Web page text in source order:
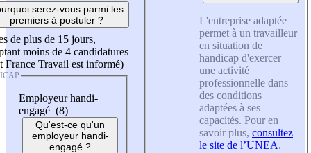
serez-vous parmi les
premiers à postuler ?
de plus de 15 jours,
moins de 4 candidatures
France Travail est informé)
Employeur handi-
engagé (8)
Qu'est-ce qu'un
employeur handi-
engagé ?
L'entreprise adaptée
permet à un travailleur
en situation de
handicap d'exercer
une activité
professionnelle dans
des conditions
adaptées à ses
capacités. Pour en
savoir plus, consultez
le site de l’UNEA.